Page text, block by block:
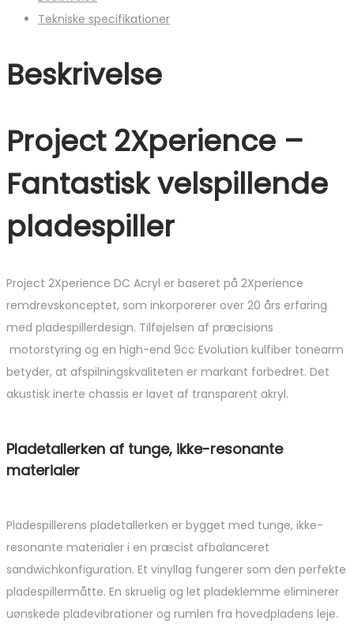
Tekniske specifikationer
Beskrivelse
Project 2Xperience –
Fantastisk velspillende
pladespiller
Project 2Xperience DC Acryl er baseret på 2Xperience
remdrevskonceptet, som inkorporerer over 20 års erfaring
med pladespillerdesign. Tilføjelsen af præcisions
motorstyring og en high-end 9cc Evolution kulfiber tonearm
betyder, at afspilningskvaliteten er markant forbedret. Det
akustisk inerte chassis er lavet af transparent akryl.
Pladetallerken af tunge, ikke-resonante
materialer
Pladespillerens pladetallerken er bygget med tunge, ikke-
resonante materialer i en præcist afbalanceret
sandwichkonfiguration. Et vinyllag fungerer som den perfekte
pladespillermåtte. En skruelig og let pladeklemme eliminerer
uønskede pladevibrationer og rumlen fra hovedpladens leje.